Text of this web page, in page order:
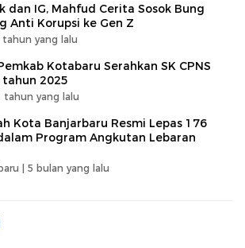
dan IG, Mahfud Cerita Sosok Bung
Anti Korupsi ke Gen Z
tahun yang lalu
Kotabaru Serahkan SK CPNS
tahun 2025
tahun yang lalu
Kota Banjarbaru Resmi Lepas 176
Program Angkutan Lebaran
| 5 bulan yang lalu